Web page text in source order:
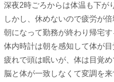
深夜2時ごろからは体温も下が
しかし、休めないので疲労が倍
朝になって勤務が終わり帰宅す
体内時計は朝を感知して体が目
疲れで頭は眠いが、体は目覚め
脳と体が一致しなくて変調を来